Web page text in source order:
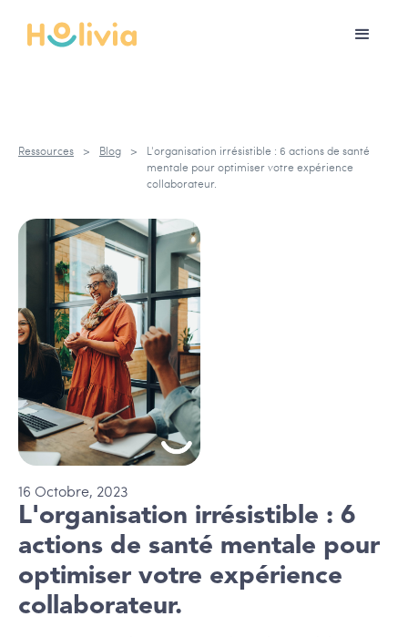
Ressources > Blog >
L'organisation irrésistible : 6 actions de santé
mentale pour optimiser votre expérience
collaborateur.
16 Octobre, 2023
L'organisation irrésistible : 6
actions de santé mentale pour
optimiser votre expérience
collaborateur.